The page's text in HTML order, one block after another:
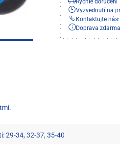
Rychlé doručení
Vyzvednutí na
Kontaktujte
Doprava
29-34, 32-37, 35-40